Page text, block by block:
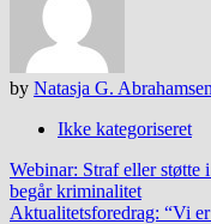
by Natasja G. Abrahamsen
Ikke kategoriseret
Post
navigation
Webinar: Straf eller støtte
begår kriminalitet
Aktualitetsforedrag: “Vi